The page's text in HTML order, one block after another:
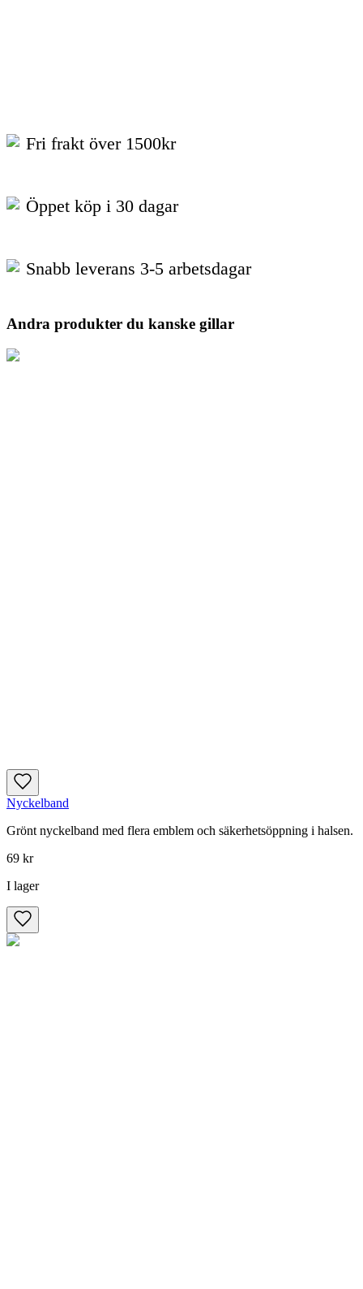
Fri frakt över 1500kr
Öppet köp i 30 dagar
Snabb leverans 3-5 arbetsdagar
Andra produkter du kanske gillar
Nyckelband
Grönt nyckelband med flera emblem och säkerhetsöppning i halsen.
69 kr
I lager